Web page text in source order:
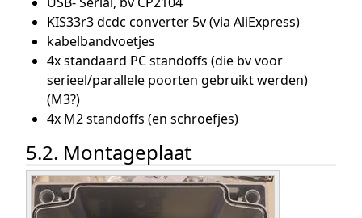
KIS33r3 dcdc converter 5v (via AliExpress)
kabelbandvoetjes
4x standaard PC standoffs (die bv voor
serieel/parallele poorten gebruikt werden)
(M3?)
4x M2 standoffs (en schroefjes)
5.2. Montageplaat